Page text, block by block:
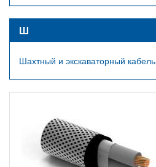
Ш
Шахтный и экскаваторный кабель